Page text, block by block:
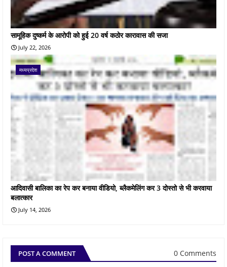
सामूहिक दुष्कर्म के आरोपी को हुई 20 वर्ष कठोर कारावास की सजा
July 22, 2026
मध्यप्रदेश
आदिवासी बालिका का रेप कर बनाया वीडियो, ब्लैकमेलिंग कर 3 दोस्तो से भी करवाया
बलात्कार
July 14, 2026
POST A COMMENT 0 Comments